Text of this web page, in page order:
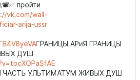
пройти
vk.com/wall-
arija-ussr
ГРАНИЦЫ АРиЯ ГРАНИЦЫ
ЖИВЫХ ДУШ
ЧАСТЬ УЛЬТИМАТУМ ЖИВЫХ ДУШ